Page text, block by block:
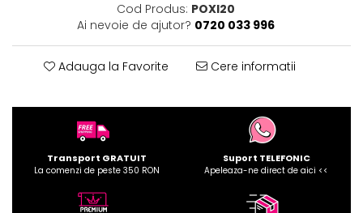
Cod Produs: POXI20
Ai nevoie de ajutor? 0720 033 996
Adauga la Favorite Cere informatii
Transport GRATUIT
La comenzi de peste 350 RON
Suport TELEFONIC
Apeleaza-ne direct de aici <<